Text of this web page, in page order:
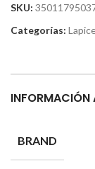
SKU:
Categorías:
INFORMACIÓN
BRAND